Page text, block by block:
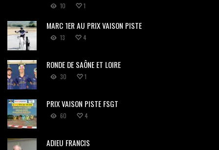
10 1
MARC 1ER AU PRIX VAISON PISTE
13 4
RONDE DE SAÔNE ET LOIRE
30 1
PRIX VAISON PISTE FSGT
60 4
ADIEU FRANCIS